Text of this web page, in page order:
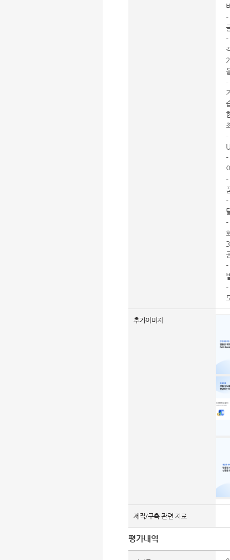
-
-
-
-
-
-
-
-
-
-
추가이미지
제작/구축 관련 자료